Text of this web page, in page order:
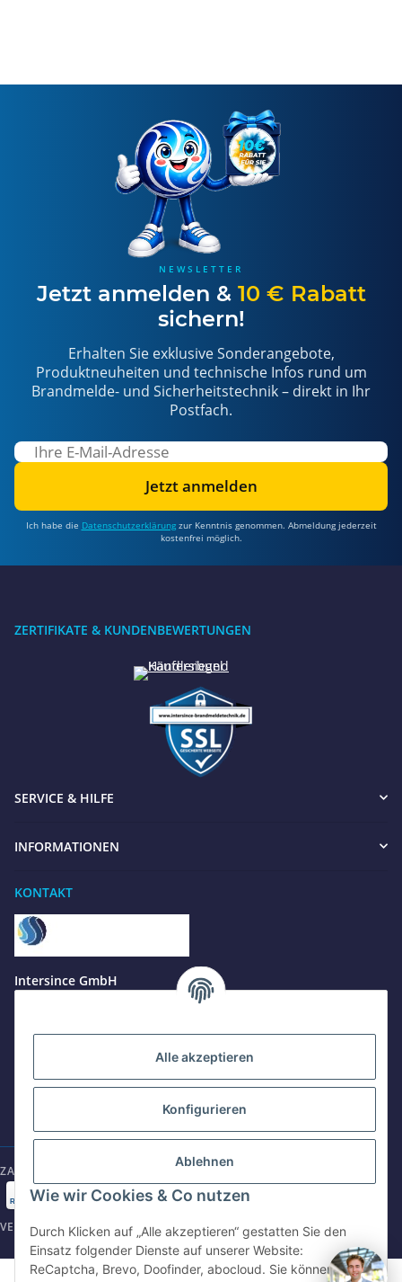
Wir sind gerne für Sie da
Jetzt anrufen
+49 8679 984969 - 0
werktags Mo–Fr 8:30–17:00 Uhr
WhatsApp
+49 162 5669885
E-Mail schreiben
shop@intersince.de
Webseite besuchen
www.intersince-group.de
NEWSLETTER
Jetzt anmelden & 10 € Rabatt
sichern!
Erhalten Sie exklusive Sonderangebote,
Produktneuheiten und technische Infos rund um
Brandmelde- und Sicherheitstechnik – direkt in Ihr
Postfach.
Jetzt anmelden
Ich habe die Datenschutzerklärungzur Kenntnis genommen. Abmeldung jederzeit
kostenfrei möglich.
ZERTIFIKATE & KUNDENBEWERTUNGEN
SERVICE & HILFE
INFORMATIONEN
KONTAKT
Intersince GmbH
84508 Burgkirchen a.d.Alz
Mo-Fr: 8:30 - 17:00 Uhr
ZAHLUNGSARTEN
VERSANDARTEN
©2025 Intersince GmbH | powered by Intersince Group
Alle akzeptieren
Konfigurieren
Ablehnen
Wie wir Cookies & Co nutzen
Durch Klicken auf „Alle akzeptieren“ gestatten Sie den
Einsatz folgender Dienste auf unserer Website:
ReCaptcha, Brevo, Doofinder, abocloud. Sie können die